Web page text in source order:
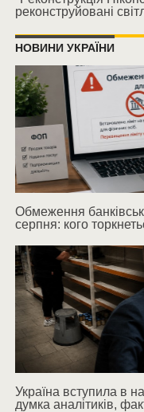
реконструйовані
НОВИНИ УКРАЇНИ
Обмеження
серпня: кого
Україна вступила в
думка аналітиків,